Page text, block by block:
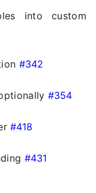
into custom
#342
#354
#418
#431